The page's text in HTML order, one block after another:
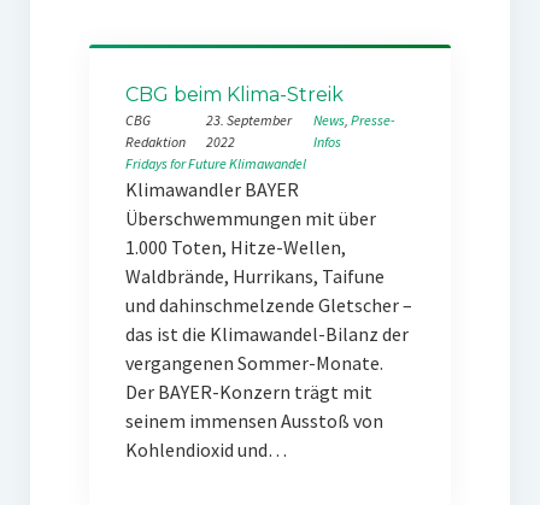
CBG beim Klima-Streik
CBG
Redaktion
23. September
2022
News, Presse-
Infos
Fridays for FutureKlimawandel
Klimawandler BAYER
Überschwemmungen mit über
1.000 Toten, Hitze-Wellen,
Waldbrände, Hurrikans, Taifune
und dahinschmelzende Gletscher –
das ist die Klimawandel-Bilanz der
vergangenen Sommer-Monate.
Der BAYER-Konzern trägt mit
seinem immensen Ausstoß von
Kohlendioxid und…